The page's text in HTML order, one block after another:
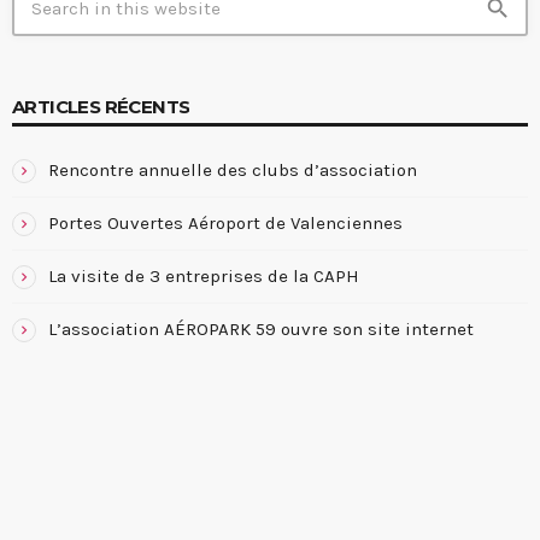
search
ARTICLES RÉCENTS
Rencontre annuelle des clubs d’association
Portes Ouvertes Aéroport de Valenciennes
La visite de 3 entreprises de la CAPH
L’association AÉROPARK 59 ouvre son site internet